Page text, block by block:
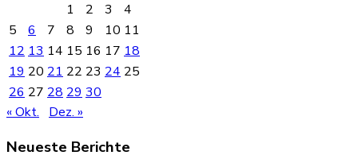
1
2 3
4
5
6 7 8 9 10 11
12 13 14 15 16 17 18
19 20 21 22 23 24 25
26 27 28 29 30
« Okt.
Dez. »
Neueste Berichte